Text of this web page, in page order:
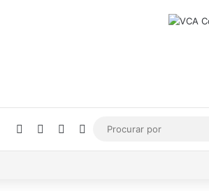
Facebook YouTubeInstagram